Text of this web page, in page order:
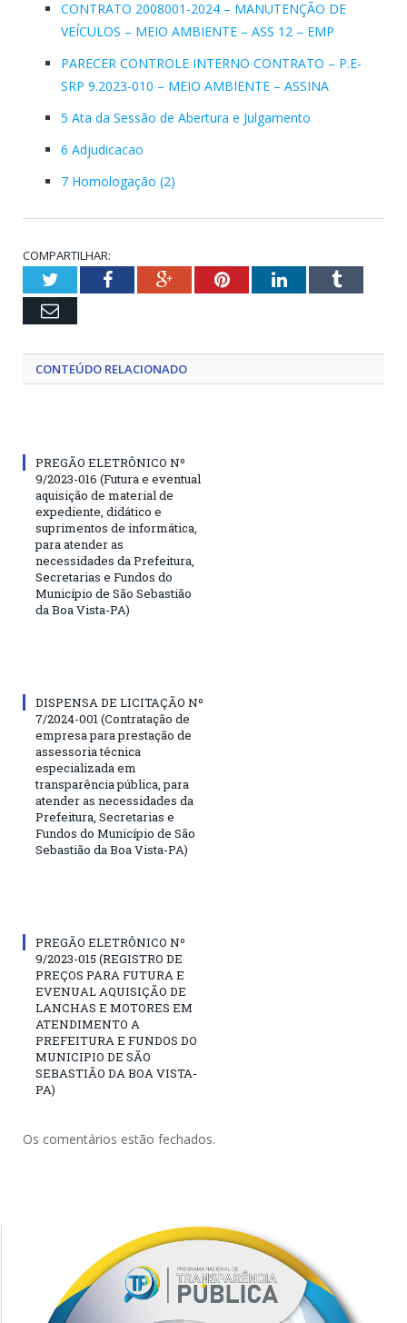
CONTRATO 2008001-2024 – MANUTENÇÃO DE
VEÍCULOS – MEIO AMBIENTE – ASS 12 – EMP
PARECER CONTROLE INTERNO CONTRATO – P.E-
SRP 9.2023-010 – MEIO AMBIENTE – ASSINA
5 Ata da Sessão de Abertura e Julgamento
6 Adjudicacao
7 Homologação (2)
COMPARTILHAR:
TwitterFacebookGoogle+PinterestLinkedInTumblr
Email
CONTEÚDO RELACIONADO
PREGÃO ELETRÔNICO Nº
9/2023-016 (Futura e eventual
aquisição de material de
expediente, didático e
suprimentos de informática,
para atender as
necessidades da Prefeitura,
Secretarias e Fundos do
Município de São Sebastião
da Boa Vista-PA)
DISPENSA DE LICITAÇÃO Nº
7/2024-001 (Contratação de
empresa para prestação de
assessoria técnica
especializada em
transparência pública, para
atender as necessidades da
Prefeitura, Secretarias e
Fundos do Município de São
Sebastião da Boa Vista-PA)
PREGÃO ELETRÔNICO Nº
9/2023-015 (REGISTRO DE
PREÇOS PARA FUTURA E
EVENUAL AQUISIÇÃO DE
LANCHAS E MOTORES EM
ATENDIMENTO A
PREFEITURA E FUNDOS DO
MUNICIPIO DE SÃO
SEBASTIÃO DA BOA VISTA-
PA)
Os comentários estão fechados.